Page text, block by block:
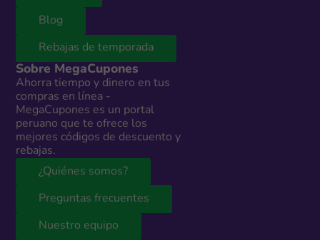
Blog
Rebajas de temporada
Sobre MegaCupones
Ahorra tiempo y dinero en tus
compras en línea -
MegaCupones es un portal
peruano que te ofrece los
mejores códigos de descuento y
rebajas.
¿Quiénes somos?
Preguntas frecuentes
Nuestro equipo